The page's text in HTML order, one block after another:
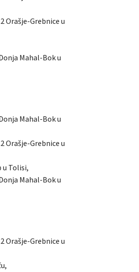
Orašje-Grebnice u
Mahal-Bok u
Mahal-Bok u
Orašje-Grebnice u
u Tolisi,
Mahal-Bok u
Orašje-Grebnice u